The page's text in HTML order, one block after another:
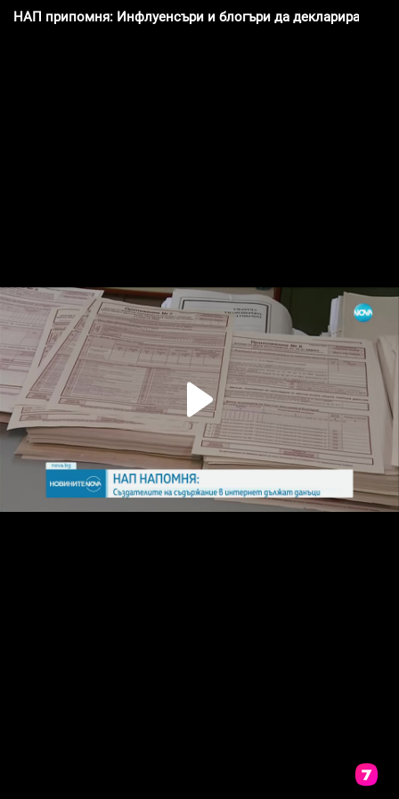
НАП припомня: Инфлуенсъри и блогъри да декларират